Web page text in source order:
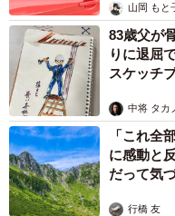
山岡 もと
83歳父が
りに退屈
スケッチ
中将 タカ
「これ全
に感動と
だって気
行橋 友